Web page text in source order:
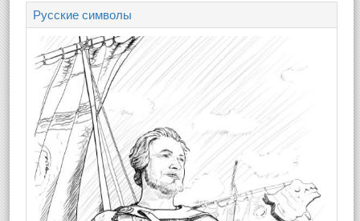
Русские символы